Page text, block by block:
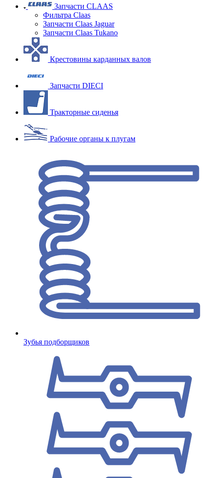
Запчасти CLAAS
Фильтра Claas
Запчасти Claas Jaguar
Запчасти Claas Tukano
Крестовины карданных валов
Запчасти DIECI
Тракторные сиденья
Рабочие органы к плугам
Зубья подборщиков